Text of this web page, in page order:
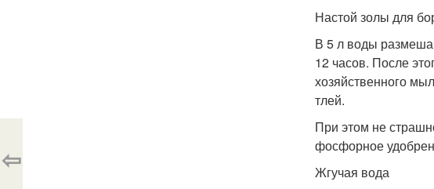
Настой золы для
В 5 л воды
12 часов. После
хозяйственного
тлей.
При этом не
фосфорное
Жгучая вода
⇦